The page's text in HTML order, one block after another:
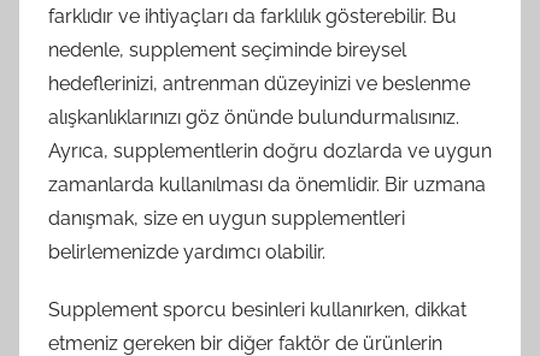
farklıdır ve ihtiyaçları da farklılık gösterebilir. Bu
nedenle, supplement seçiminde bireysel
hedeflerinizi, antrenman düzeyinizi ve beslenme
alışkanlıklarınızı göz önünde bulundurmalısınız.
Ayrıca, supplementlerin doğru dozlarda ve uygun
zamanlarda kullanılması da önemlidir. Bir uzmana
danışmak, size en uygun supplementleri
belirlemenizde yardımcı olabilir.
Supplement sporcu besinleri kullanırken, dikkat
etmeniz gereken bir diğer faktör de ürünlerin